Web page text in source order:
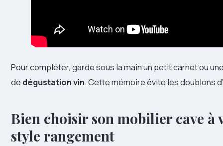
Pour compléter, garde sous la main un petit carnet ou
de dégustation vin. Cette mémoire évite les doublons
Bien choisir son mobilier cave à
style rangement